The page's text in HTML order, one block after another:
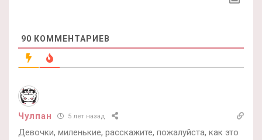
90 КОММЕНТАРИЕВ
Чулпан 5 лет назад
Девочки, миленькие, расскажите, пожалуйста, как это